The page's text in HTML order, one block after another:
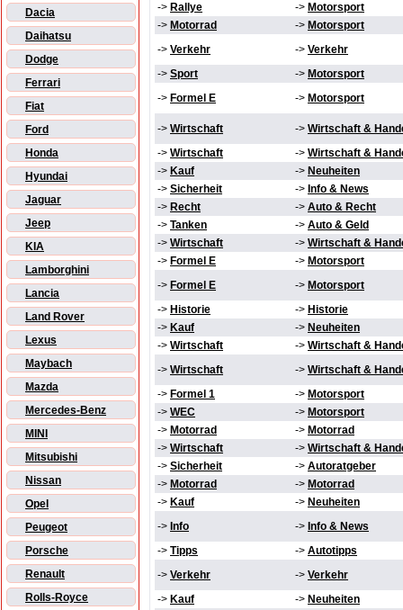
Dacia
Daihatsu
Dodge
Ferrari
Fiat
Ford
Honda
Hyundai
Jaguar
Jeep
KIA
Lamborghini
Lancia
Land Rover
Lexus
Maybach
Mazda
Mercedes-Benz
MINI
Mitsubishi
Nissan
Opel
Peugeot
Porsche
Renault
Rolls-Royce
-> Rallye -> Motorsport
-> Motorrad -> Motorsport
-> Verkehr -> Verkehr
-> Sport -> Motorsport
-> Formel E -> Motorsport
-> Wirtschaft -> Wirtschaft &
-> Wirtschaft -> Wirtschaft &
-> Kauf -> Neuheiten
-> Sicherheit -> Info & News
-> Recht -> Auto & Recht
-> Tanken -> Auto & Geld
-> Wirtschaft -> Wirtschaft &
-> Formel E -> Motorsport
-> Formel E -> Motorsport
-> Historie -> Historie
-> Kauf -> Neuheiten
-> Wirtschaft -> Wirtschaft &
-> Wirtschaft -> Wirtschaft &
-> Formel 1 -> Motorsport
-> WEC -> Motorsport
-> Motorrad -> Motorrad
-> Wirtschaft -> Wirtschaft &
-> Sicherheit -> Autoratgeber
-> Motorrad -> Motorrad
-> Kauf -> Neuheiten
-> Info -> Info & News
-> Tipps -> Autotipps
-> Verkehr -> Verkehr
-> Kauf -> Neuheiten